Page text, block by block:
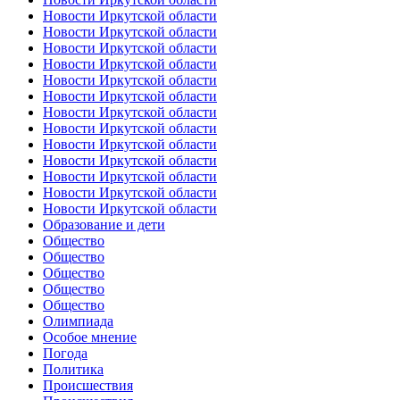
Новости Иркутской области
Новости Иркутской области
Новости Иркутской области
Новости Иркутской области
Новости Иркутской области
Новости Иркутской области
Новости Иркутской области
Новости Иркутской области
Новости Иркутской области
Новости Иркутской области
Новости Иркутской области
Новости Иркутской области
Новости Иркутской области
Образование и дети
Общество
Общество
Общество
Общество
Общество
Олимпиада
Особое мнение
Погода
Политика
Происшествия